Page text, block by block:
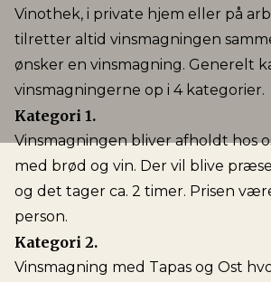
Vinothek, i private hjem eller på
tilretter altid vinsmagningen
ønsker en vinsmagning. Generelt
vinsmagningerne op i 4 kategorier.
Kategori 1.
Vinsmagningen bliver afholdt hos
med brød og vin. Der vil blive
og det tager ca. 2 timer. Prisen
person.
Kategori 2.
Vinsmagning med Tapas og Ost